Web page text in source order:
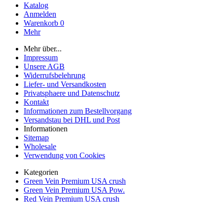
Katalog
Anmelden
Warenkorb 0
Mehr
Mehr über...
Impressum
Unsere AGB
Widerrufsbelehrung
Liefer- und Versandkosten
Privatsphaere und Datenschutz
Kontakt
Informationen zum Bestellvorgang
Versandstau bei DHL und Post
Informationen
Sitemap
Wholesale
Verwendung von Cookies
Kategorien
Green Vein Premium USA crush
Green Vein Premium USA Pow.
Red Vein Premium USA crush